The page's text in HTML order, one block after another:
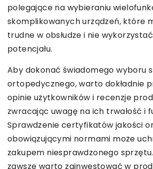
polegające na wybieraniu
skomplikowanych urządzeń, które
trudne w obsłudze i nie
potencjału.
Aby dokonać świadomego wyboru
ortopedycznego, warto dokładnie
opinie użytkowników i recenzje
zwracając uwagę na ich trwałość i
Sprawdzenie certyfikatów jakości
obowiązującymi normami może
zakupem niesprawdzonego
zawsze warto zainwestować w